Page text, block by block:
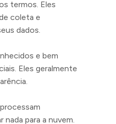
termos. Eles
coleta e
dados.
e bem
Eles geralmente
nada para a nuvem.